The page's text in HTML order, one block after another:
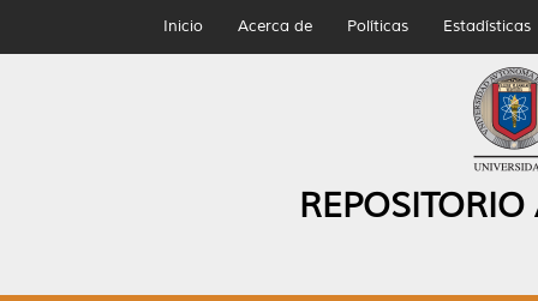
Inicio Acerca de Políticas Estadísticas